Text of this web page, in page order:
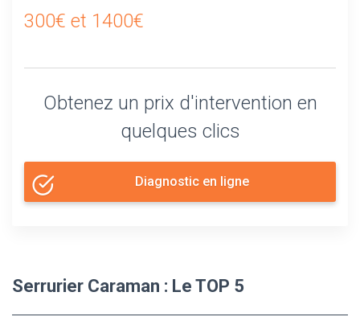
300€ et 1400€
Obtenez un prix d'intervention en
quelques clics
Diagnostic en ligne
Serrurier Caraman : Le TOP 5